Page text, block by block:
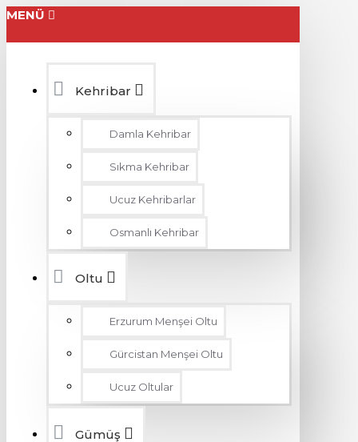
MENÜ
Kehribar
Damla Kehribar
Sıkma Kehribar
Ucuz Kehribarlar
Osmanlı Kehribar
Oltu
Erzurum Menşei Oltu
Gürcistan Menşei Oltu
Ucuz Oltular
Gümüş